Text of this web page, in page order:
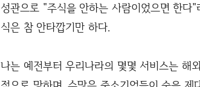
성관으로 "주식을 안하는 사람이었으면 한다
식은 참 안타깝기만 하다.
나는 예전부터 우리나라의 몇몇 서비스는 해